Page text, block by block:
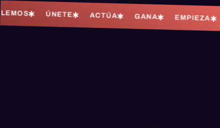
ÚNETE ACTÚA GANA EMPIEZA